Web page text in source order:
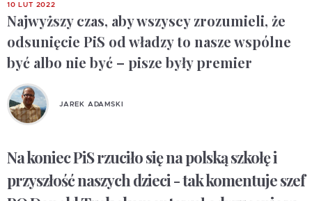
10 LUT 2022
Najwyższy czas, aby wszyscy zrozumieli, że
odsunięcie PiS od władzy to nasze wspólne
być albo nie być – pisze były premier
JAREK ADAMSKI
Na koniec PiS rzuciło się na polską szkołę i
przyszłość naszych dzieci - tak komentuje szef